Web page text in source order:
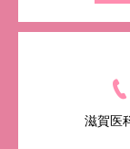
滋賀医